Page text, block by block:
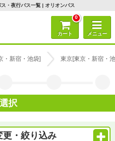
・夜行バス一覧 | オリオンバス
0
カート メニュー
・新宿・池袋] 東京[東京・新宿・
択
更・絞り込み